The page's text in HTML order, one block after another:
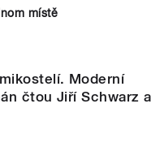
místě
Moderní
čtou Jiří Schwarz a